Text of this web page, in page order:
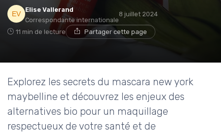
Elise Vallerand
Correspondante internationale
8 juillet 2024
11 min de lecture Partager cette page
Explorez les secrets du mascara new york
maybelline et découvrez les enjeux des
alternatives bio pour un maquillage
respectueux de votre santé et de